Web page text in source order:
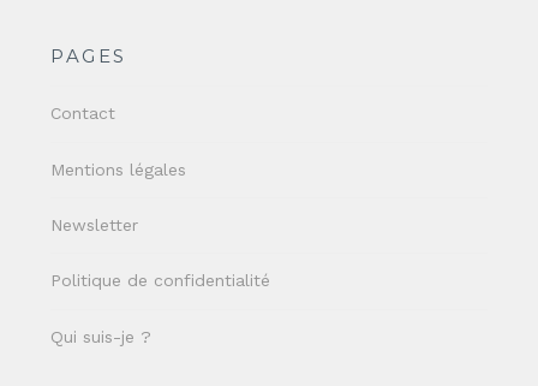
PAGES
Contact
Mentions légales
Newsletter
Politique de confidentialité
Qui suis-je ?